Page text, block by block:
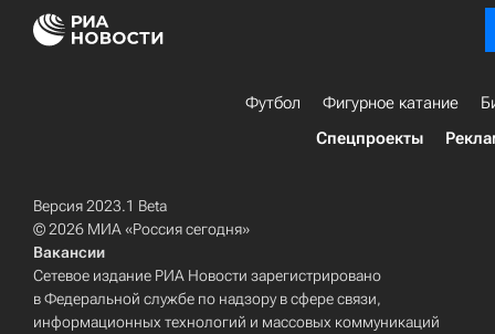
Футбол Фигурное катание
Спецпроекты
Версия 2023.1 Beta
© 2026 МИА «Россия сегодня»
Вакансии
Сетевое издание РИА Новости зарегистрировано
в Федеральной службе по надзору в сфере связи,
информационных технологий и массовых коммуникаций